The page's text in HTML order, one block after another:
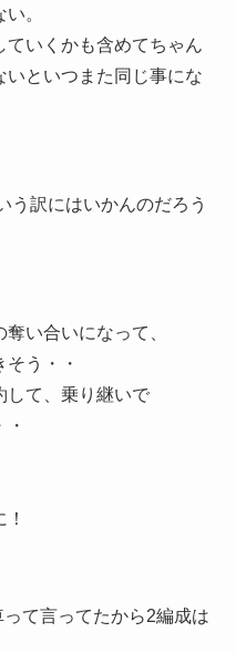
。
いくかも含めてちゃん
いといつまた同じ事にな
う訳にはいかんのだろう
い合いになって、
う・・
して、乗り継いで
て言ってたから2編成は